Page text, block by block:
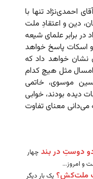
آقای احمدی‌نژاد تنها با
دین و اعتقادِ ملت
در برابر علمای شیعه
اسکات پاسخ خواهد
نشان خواهد داد که
امسال مثل هیچ کدام
موسوی، خاتمی
دیده بودند، خوابی
می‌دانی معنای تفاوت
دوستِ در بند چهار
و امروز...
ملت‌کش؟ یک بار دیگر